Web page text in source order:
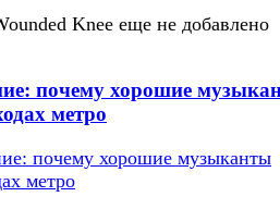
Knee еще не добавлено
почему хорошие
метро